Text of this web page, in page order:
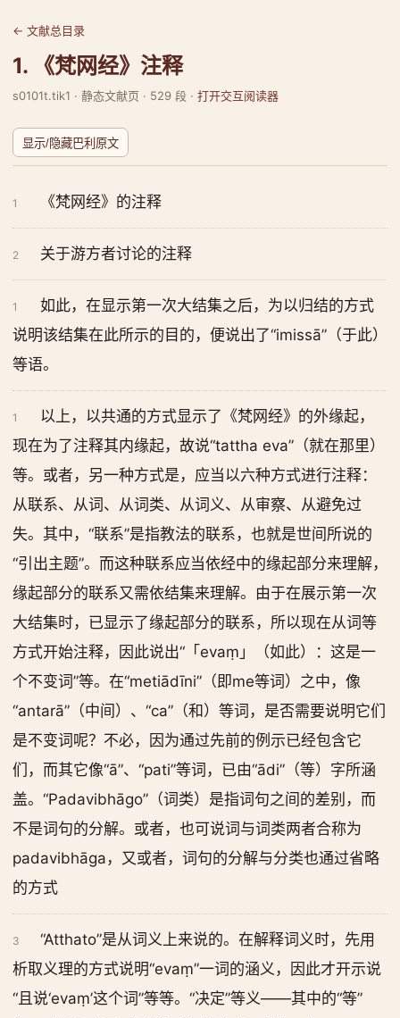
← 文献总目录
1. 《梵网经》注释
s0101t.tik1 · 静态文献页 · 529 段 · 打开交互阅读器
显示/隐藏巴利原文
1 《梵网经》的注释
2 关于游方者讨论的注释
1
如此，在显示第一次大结集之后，为以归结的方式
说明该结集在此所示的目的，便说出了“imissā”（于此）
等语。
1
以上，以共通的方式显示了《梵网经》的外缘起，
现在为了注释其内缘起，故说“tattha eva”（就在那里）
等。或者，另一种方式是，应当以六种方式进行注释：
从联系、从词、从词类、从词义、从审察、从避免过
失。其中，“联系”是指教法的联系，也就是世间所说的
“引出主题”。而这种联系应当依经中的缘起部分来理解，
缘起部分的联系又需依结集来理解。由于在展示第一次
大结集时，已显示了缘起部分的联系，所以现在从词等
方式开始注释，因此说出“「evaṃ」（如此）：这是一
个不变词”等。在“metiādīni”（即me等词）之中，像
“antarā”（中间）、“ca”（和）等词，是否需要说明它们
是不变词呢？不必，因为通过先前的例示已经包含它
们，而其它像“ā”、“pati”等词，已由“ādi”（等）字所涵
盖。“Padavibhāgo”（词类）是指词句之间的差别，而
不是词句的分解。或者，也可说词与词类两者合称为
padavibhāga，又或者，词句的分解与分类也通过省略
的方式
3
“Atthato”是从词义上来说的。在解释词义时，先用
析取义理的方式说明“evaṃ”一词的涵义，因此才开示说
“且说‘evaṃ’这个词”等等。“决定”等义——其中的“等”